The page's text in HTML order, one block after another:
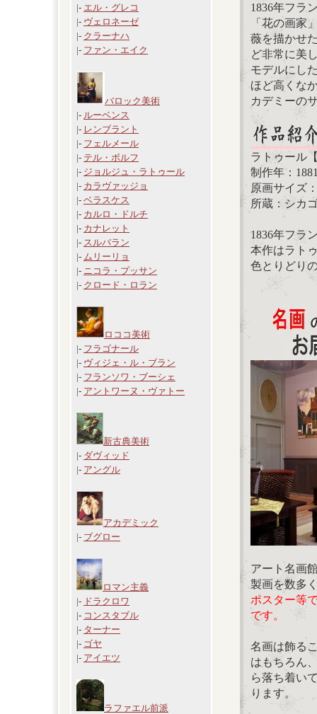
|- エル・グレコ
|- ヴェロネーゼ
|- クラーナハ
|- ファン・エイク
バロック美術
|- ルーベンス
|- レンブラント
|- フェルメール
|- テル・ボルフ
|- ジョルジュ・ラトゥール
|- カラヴァッジョ
|- ベラスケス
|- カルロ・ドルチ
|- カナレット
|- スルバラン
|- ムリーリョ
|- ニコラ・プッサン
|- クロード・ロラン
ロココ美術
|- フラゴナール
|- ヴィジェ・ル・ブラン
|- フランソワ・ブーシェ
|- アントワーヌ・ヴァトー
新古典美術
|- ダヴィッド
|- アングル
アカデミック
|- ブグロー
ロマン主義
|- ドラクロワ
|- コンスタブル
|- ターナー
|- ゴヤ
|- アイエツ
ラファエル前派
1836年フラ
「花の画家
薇を描かせ
ど非常に美
モデルにし
ほど高くな
カデミーの
ラトゥール
制作年：
原画サイズ
所蔵：シカ
1836年フラ
本作はラト
色とりどり
アート名画
製画を数多
ポスター等
です。
名画は飾る
はもちろん
ら落ち着い
ります。